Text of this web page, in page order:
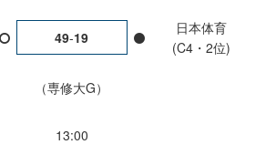
49-19
日本体育
(C4・2位)
専修大G
13:00